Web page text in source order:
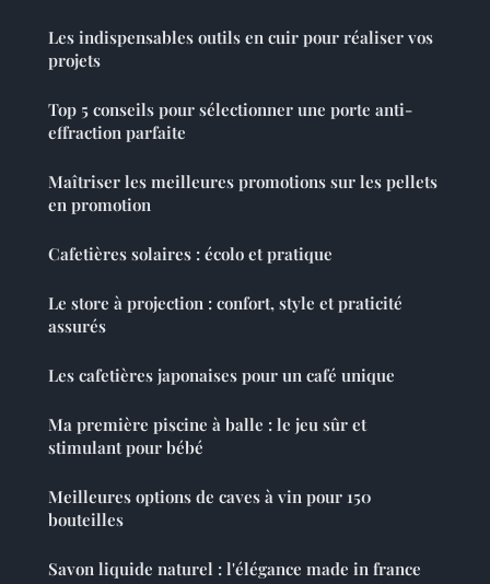
Les indispensables outils en cuir pour réaliser vos
projets
Top 5 conseils pour sélectionner une porte anti-
effraction parfaite
Maîtriser les meilleures promotions sur les pellets
en promotion
Cafetières solaires : écolo et pratique
Le store à projection : confort, style et praticité
assurés
Les cafetières japonaises pour un café unique
Ma première piscine à balle : le jeu sûr et
stimulant pour bébé
Meilleures options de caves à vin pour 150
bouteilles
Savon liquide naturel : l'élégance made in france